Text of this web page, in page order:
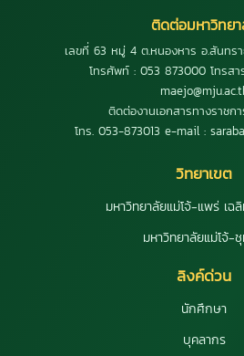
ติดต่อมหาวิทย
เลขที่ 63 หมู่ 4 ต.หนองหาร อ.สันทร
โทรศัพท์ : 053 873000 โทรสา
ติดต่องานเอกสารทางราชก
โทร. 053-873013 e-mail :
วิทยาเขต
มหาวิทยาลัยแม่โจ้-แพร่ เฉ
มหาวิทยาลัยแม่โจ้-
ลิงค์ด่วน
นักศึกษา
บุคลากร